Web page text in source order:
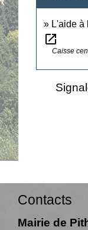
L'aide à
open_in_new
Caisse
Contacts
Mairie de